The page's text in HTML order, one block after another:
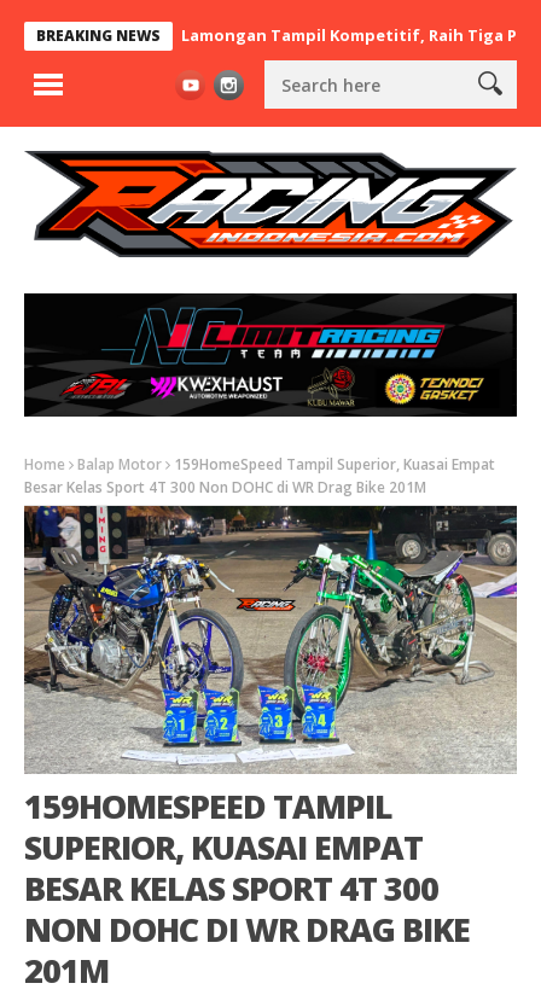
BREAKING NEWS
BaraBere Asal Lamongan Tampil Kompetitif, Raih Tiga Podium di
Home Balap Motor
159HomeSpeed Tampil Superior, Kuasai Empat
Besar Kelas Sport 4T 300 Non DOHC di WR Drag Bike 201M
159HOMESPEED TAMPIL
SUPERIOR, KUASAI EMPAT
BESAR KELAS SPORT 4T 300
NON DOHC DI WR DRAG BIKE
201M